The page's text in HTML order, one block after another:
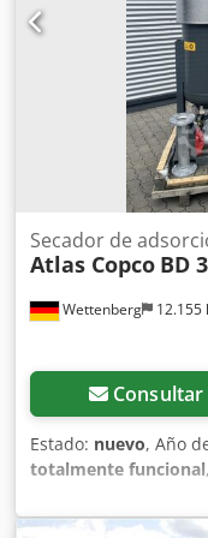
Wettenberg 12.155
Secador de
Atlas Copco BD
Consultar
Estado: nuevo, Año
totalmente funcional
mm, altura total: